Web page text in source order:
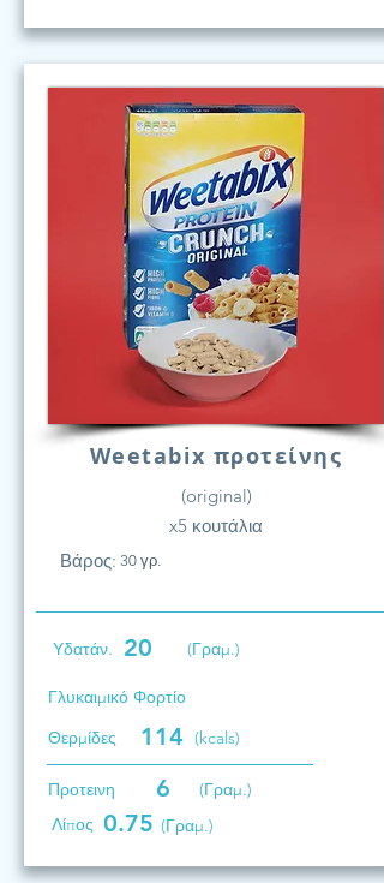
Weetabix προτείνης
(original)
x5 κουτάλια
Βάρος: 30 γρ.
Υδατάν. 20 (Γραμ.)
Γλυκαιμικό Φορτίο
Θερμίδες
114 (kcals)
Προτεινη 6
(Γραμ.)
Λίπος 0.75 (Γραμ.)